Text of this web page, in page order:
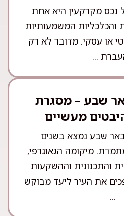
נכס מקרקעין היא אחת
המשמעותיות
או עסקי. מדובר לא רק
...
שבע – מסגרת
מעשיים
שבע נמצא בשנים
מיקומה הגאוגרפי,
והתכנונית וההשקעות
את העיר ליעד מבוקש
...